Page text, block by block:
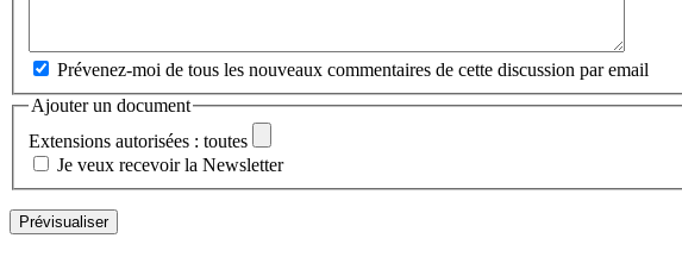
Prévenez-moi de tous les nouveaux commentaires de cette discussion par email
Ajouter un document
Extensions autorisées : toutes
Je veux recevoir la Newsletter